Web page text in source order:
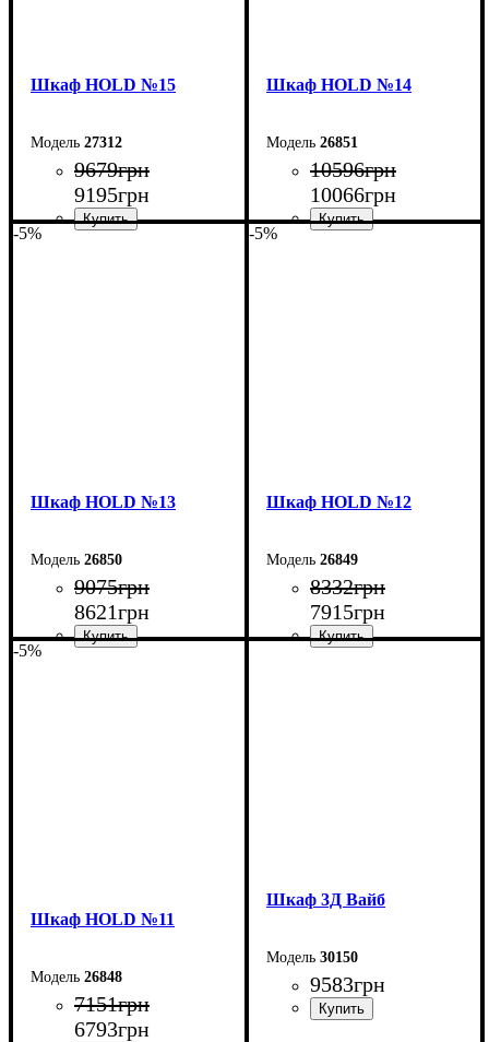
Шкаф НOLD №15
27312
9679грн
9195грн
Шкаф НOLD №14
26851
10596грн
10066грн
-5%
Шкаф НOLD №13
26850
9075грн
8621грн
-5%
Шкаф НOLD №12
26849
8332грн
7915грн
-5%
Шкаф НOLD №11
26848
7151грн
6793грн
Шкаф 3Д Вайб
30150
9583грн